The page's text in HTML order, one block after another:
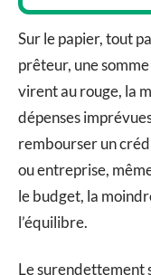
Sur le papier, tout
prêteur, une
virent au rouge, la
dépenses
rembourser un
ou entreprise,
le budget, la
l’équilibre.
Le surendettement